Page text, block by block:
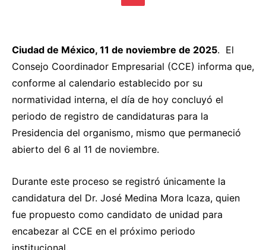
Ciudad de México, 11 de noviembre de 2025. El
Consejo Coordinador Empresarial (CCE) informa que,
conforme al calendario establecido por su
normatividad interna, el día de hoy concluyó el
periodo de registro de candidaturas para la
Presidencia del organismo, mismo que permaneció
abierto del 6 al 11 de noviembre.
Durante este proceso se registró únicamente la
candidatura del Dr. José Medina Mora Icaza, quien
fue propuesto como candidato de unidad para
encabezar al CCE en el próximo periodo